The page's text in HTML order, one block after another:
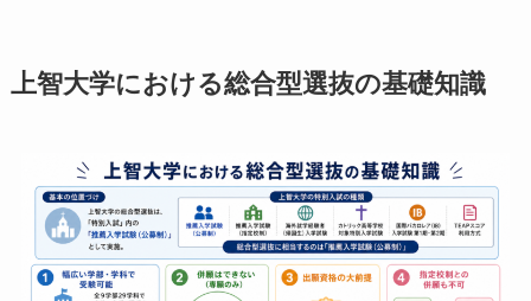
上智大学における総合型選抜の基礎知識